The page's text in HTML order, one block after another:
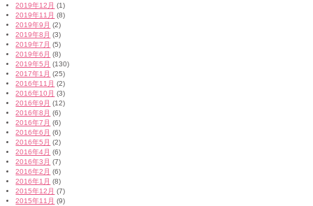
2019年12月 (1)
2019年11月 (8)
2019年9月 (2)
2019年8月 (3)
2019年7月 (5)
2019年6月 (8)
2019年5月 (130)
2017年1月 (25)
2016年11月 (2)
2016年10月 (3)
2016年9月 (12)
2016年8月 (6)
2016年7月 (6)
2016年6月 (6)
2016年5月 (2)
2016年4月 (6)
2016年3月 (7)
2016年2月 (6)
2016年1月 (8)
2015年12月 (7)
2015年11月 (9)